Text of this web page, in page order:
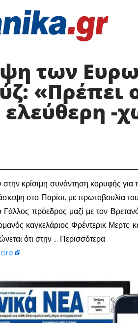
των
-
κρίσιμη συνάντηση κορυφής για
στο Παρίσι, με πρωτοβουλία
πρόεδρος μαζί με τον
καγκελάριος Φρέντερικ Μερτς
ότι στην … Περισσότερα